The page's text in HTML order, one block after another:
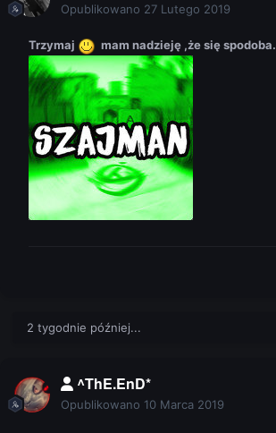
Opublikowano 27 Lutego 2019
Trzymaj mam nadzieję ,że się spodoba.
2 tygodnie później...
^ThE.EnD*
Opublikowano 10 Marca 2019